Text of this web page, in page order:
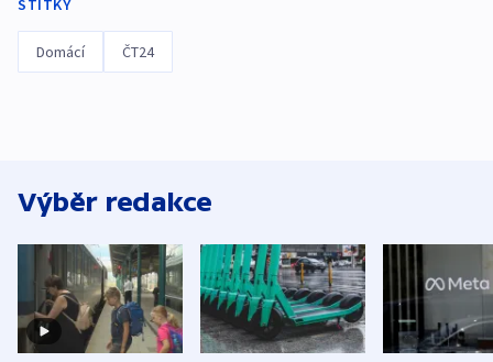
ŠTÍTKY
Domácí ČT24
Výběr redakce